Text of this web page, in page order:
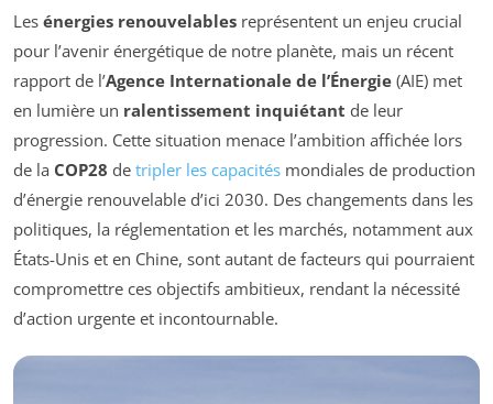
Les énergies renouvelables représentent un enjeu crucial
pour l’avenir énergétique de notre planète, mais un récent
rapport de l’Agence Internationale de l’Énergie (AIE) met
en lumière un ralentissement inquiétant de leur
progression. Cette situation menace l’ambition affichée lors
de la COP28 de tripler les capacités mondiales de production
d’énergie renouvelable d’ici 2030. Des changements dans les
politiques, la réglementation et les marchés, notamment aux
États-Unis et en Chine, sont autant de facteurs qui pourraient
compromettre ces objectifs ambitieux, rendant la nécessité
d’action urgente et incontournable.